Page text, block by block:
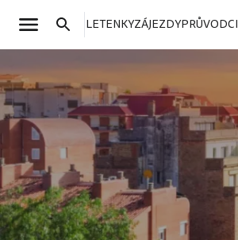
LETENKYZÁJEZDYPRŮVODCI